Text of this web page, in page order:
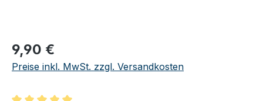
Regulärer Preis:
9,90 €
Preise inkl. MwSt. zzgl. Versandkosten